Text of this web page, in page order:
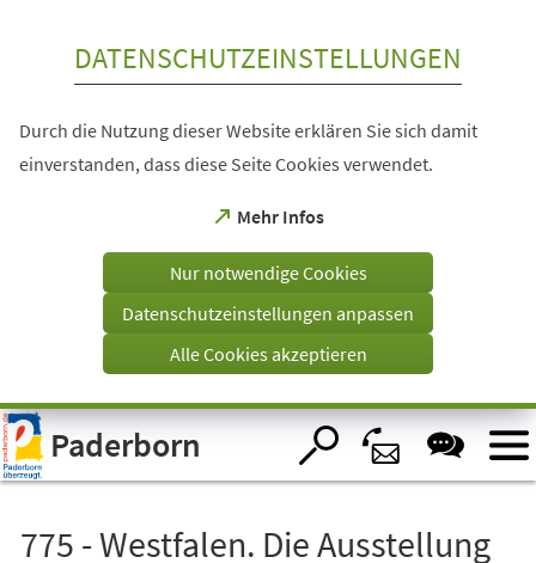
Visuelle
Assistenzsoftware
öffnen.
DATENSCHUTZEINSTELLUNGEN
Durch die Nutzung dieser Website erklären Sie sich damit
einverstanden, dass diese Seite Cookies verwendet.
Mehr Infos
(Öffnet
einem
Tab)
Nur notwendige Cookies
Datenschutzeinstellungen anpassen
Alle Cookies akzeptieren
Paderborn
775 - Westfalen. Die Ausstellung